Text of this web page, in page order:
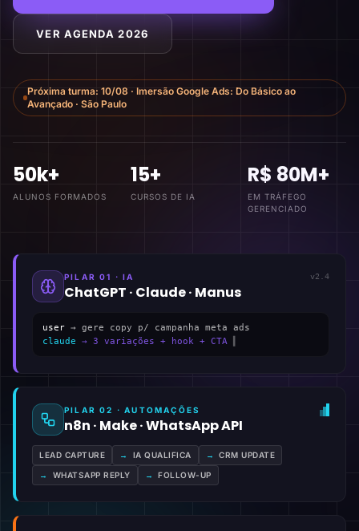
VER AGENDA 2026
Próxima turma: 10/08 · Imersão Google Ads: Do Básico ao
Avançado · São Paulo
50k+
ALUNOS FORMADOS
15+
CURSOS DE IA
R$ 80M+
EM TRÁFEGO
GERENCIADO
PILAR 01 · IA
ChatGPT · Claude · Manus
v2.4
user → gere copy p/ campanha meta ads
claude → 3 variações + hook + CTA
PILAR 02 · AUTOMAÇÕES
n8n · Make · WhatsApp API
LEAD CAPTURE → IA QUALIFICA → CRM UPDATE
→ WHATSAPP REPLY → FOLLOW-UP